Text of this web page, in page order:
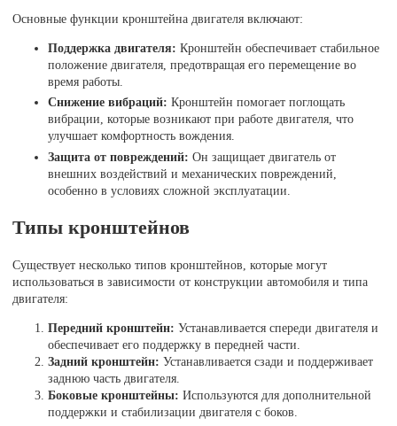
Основные функции кронштейна двигателя включают:
Поддержка двигателя: Кронштейн обеспечивает стабильное
положение двигателя, предотвращая его перемещение во
время работы.
Снижение вибраций: Кронштейн помогает поглощать
вибрации, которые возникают при работе двигателя, что
улучшает комфортность вождения.
Защита от повреждений: Он защищает двигатель от
внешних воздействий и механических повреждений,
особенно в условиях сложной эксплуатации.
Типы кронштейнов
Существует несколько типов кронштейнов, которые могут
использоваться в зависимости от конструкции автомобиля и типа
двигателя:
Передний кронштейн: Устанавливается спереди двигателя и
обеспечивает его поддержку в передней части.
Задний кронштейн: Устанавливается сзади и поддерживает
заднюю часть двигателя.
Боковые кронштейны: Используются для дополнительной
поддержки и стабилизации двигателя с боков.